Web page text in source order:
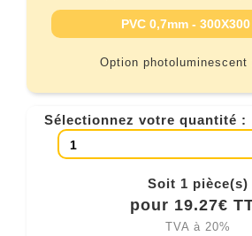
PVC 0,7mm -
Option
Sélectionnez votre quantité :
Soit 1 pièce(s)
pour 19.27€
TVA à 20%